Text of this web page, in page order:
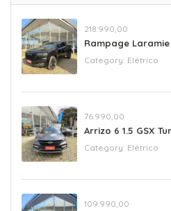
218.990,00
Rampage Laramie
Category: Elétrico
76.990,00
Arrizo 6 1.5 GSX
Category: Elétrico
109.990,00